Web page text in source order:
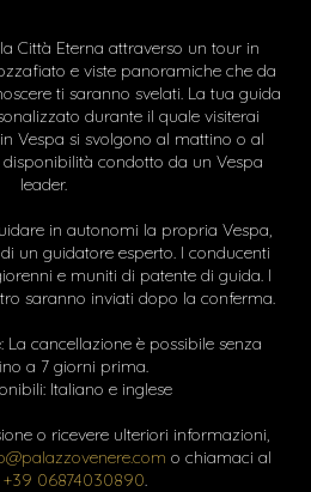
Città Eterna attraverso un tour in
e viste panoramiche che da
ti saranno svelati. La tua guida
durante il quale visiterai
Vespa si svolgono al mattino o al
condotto da un Vespa
leader.
in autonomi la propria Vespa,
un guidatore esperto. I conducenti
e muniti di patente di guida. I
saranno inviati dopo la conferma.
La cancellazione è possibile senza
a 7 giorni prima.
Italiano e inglese
o ricevere ulteriori informazioni,
o chiamaci al
+39 06874030890.